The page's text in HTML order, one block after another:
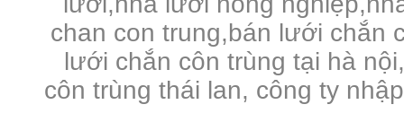
chan con trung,bán lưới chắn
lưới chắn côn trùng tại hà
côn trùng thái lan, công ty